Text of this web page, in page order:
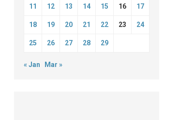
11 12 13 14 15 16 17
18 19 20 21 22 23 24
25 26 27 28 29
« Jan Mar »